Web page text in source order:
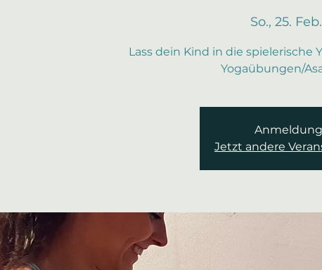
So., 25. Feb.
Lass dein Kind in die
Yogaübungen/
Jetzt andere